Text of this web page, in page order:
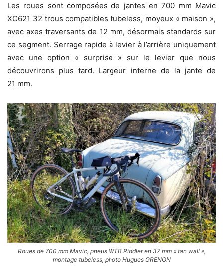
Les roues sont composées de jantes en 700 mm Mavic
XC621 32 trous compatibles tubeless, moyeux « maison »,
avec axes traversants de 12 mm, désormais standards sur
ce segment. Serrage rapide à levier à l’arrière uniquement
avec une option « surprise » sur le levier que nous
découvrirons plus tard. Largeur interne de la jante de
21 mm.
Roues de 700 mm Mavic, pneus WTB Riddler en 37 mm « tan wall »,
montage tubeless, photo Hugues GRENON